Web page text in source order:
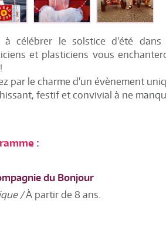
à célébrer le solstice d'été
et plasticiens vous
par le charme d'un évènement
festif et convivial à ne
:
du Bonjour
/À partir de 8 ans.